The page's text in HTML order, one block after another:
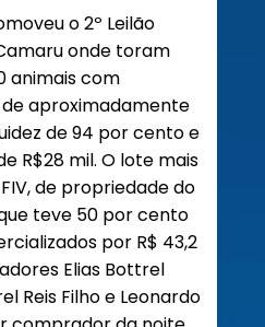
o 2º Leilão
onde toram
animais com
aproximadamente
de 94 por cento e
R$28 mil. O lote mais
de propriedade do
teve 50 por cento
por R$ 43,2
Elias Bottrel
Reis Filho e Leonardo